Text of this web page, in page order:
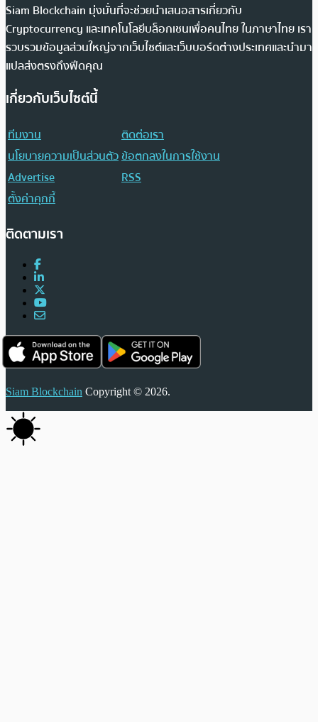
Siam Blockchain มุ่งมั่นที่จะช่วยนำเสนอสารเกี่ยวกับ
Cryptocurrency และเทคโนโลยีบล็อกเชนเพื่อคนไทย ในภาษาไทย เรา
รวบรวมข้อมูลส่วนใหญ่จากเว็บไซต์และเว็บบอร์ดต่างประเทศและนำมา
แปลส่งตรงถึงฟีดคุณ
เกี่ยวกับเว็บไซต์นี้
ทีมงาน
ติดต่อเรา
นโยบายความเป็นส่วนตัวข้อตกลงในการใช้งาน
Advertise
RSS
ตั้งค่าคุกกี้
ติดตามเรา
Siam Blockchain Copyright © 2026.